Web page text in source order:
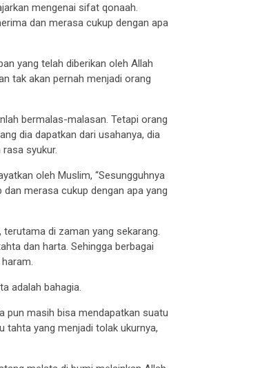
mengenai sifat qonaah.
dan merasa cukup dengan apa
yang telah diberikan oleh Allah
tak akan pernah menjadi orang
bermalas-malasan. Tetapi orang
dia dapatkan dari usahanya, dia
syukur.
oleh Muslim, “Sesungguhnya
merasa cukup dengan apa yang
di zaman yang sekarang.
dan harta. Sehingga berbagai
adalah bahagia.
pun masih bisa mendapatkan suatu
tahta yang menjadi tolak ukurnya,